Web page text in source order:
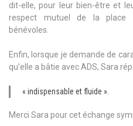
dit-elle, pour leur bien-être et
respect mutuel de la place
bénévoles.
Enfin, lorsque je demande de
qu’elle a bâtie avec ADS, Sara
« indispensable et fluide ».
Merci Sara pour cet échange